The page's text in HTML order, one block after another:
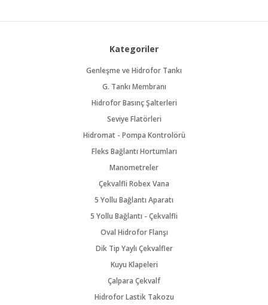
Kategoriler
Genleşme ve Hidrofor Tankı
G. Tankı Membranı
Hidrofor Basınç Şalterleri
Seviye Flatörleri
Hidromat - Pompa Kontrolörü
Fleks Bağlantı Hortumları
Manometreler
Çekvalfli Robex Vana
5 Yollu Bağlantı Aparatı
5 Yollu Bağlantı - Çekvalfli
Oval Hidrofor Flanşı
Dik Tip Yaylı Çekvalfler
Kuyu Klapeleri
Çalpara Çekvalf
Hidrofor Lastik Takozu